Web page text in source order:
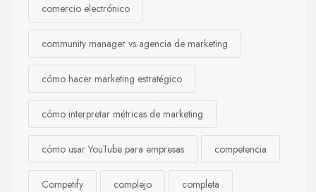
comercio electrónico
community manager vs agencia de marketing
cómo hacer marketing estratégico
cómo interpretar métricas de marketing
cómo usar YouTube para empresas competencia
Competify complejo completa